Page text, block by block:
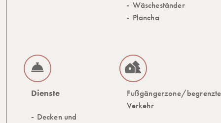
Wäscheständer
Plancha
Dienste
Decken und
Fußgängerzone/
Verkehr